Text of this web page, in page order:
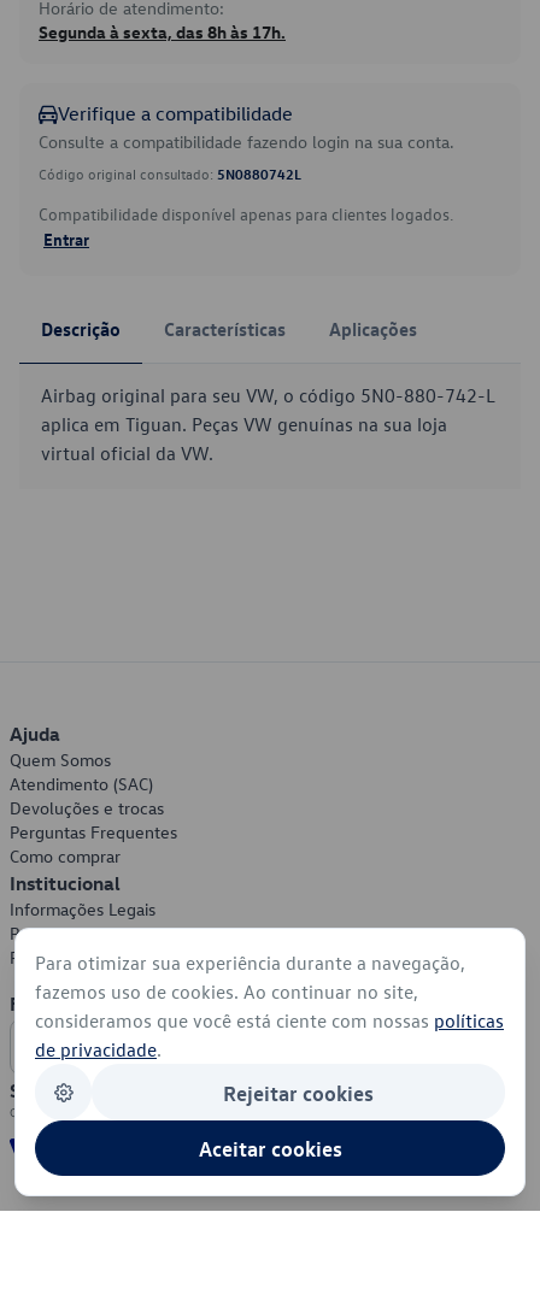
Horário de atendimento:
Segunda à sexta, das 8h às 17h.
Verifique a compatibilidade
Consulte a compatibilidade fazendo login na sua conta.
Código original consultado: 5N0880742L
Compatibilidade disponível apenas para clientes logados.
Entrar
Descrição Características Aplicações
Airbag original para seu VW, o código 5N0-880-742-L
aplica em Tiguan. Peças VW genuínas na sua loja
virtual oficial da VW.
Ajuda
Quem Somos
Atendimento (SAC)
Devoluções e trocas
Perguntas Frequentes
Como comprar
Institucional
Informações Legais
Política de Privacidade
Política de Cookies
Formas de Pagamento
Segurança
Para otimizar sua experiência durante a navegação,
fazemos uso de cookies. Ao continuar no site,
consideramos que você está ciente com nossas políticas
de privacidade.
Rejeitar cookies
Aceitar cookies